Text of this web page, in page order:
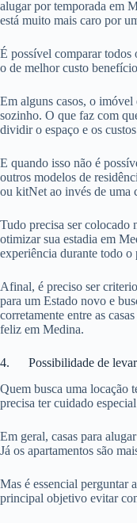
alugar por temporada em
está muito mais caro por
É possível comparar todos
o de melhor custo
Em alguns casos, o
sozinho. O que faz com
dividir o espaço e os
E quando isso não é
outros modelos de
ou kitNet ao invés de uma
Tudo precisa ser colocado
otimizar sua estadia em
experiência durante todo
Afinal, é preciso ser
para um Estado novo e
corretamente entre as
feliz em Medina.
4. Possibilidade de levar
Quem busca uma locação
precisa ter cuidado
Em geral, casas para
Já os apartamentos são
Mas é essencial perguntar
principal objetivo evitar